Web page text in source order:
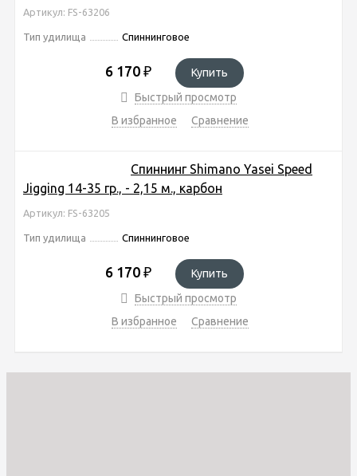
Артикул: FS-63206
Тип удилища Спиннинговое
6 170 ₽
Купить
Быстрый просмотр
В избранное
Сравнение
Спиннинг Shimano Yasei Speed
Jigging 14-35 гр., - 2,15 м., карбон
Артикул: FS-63205
Тип удилища Спиннинговое
6 170 ₽
Купить
Быстрый просмотр
В избранное
Сравнение